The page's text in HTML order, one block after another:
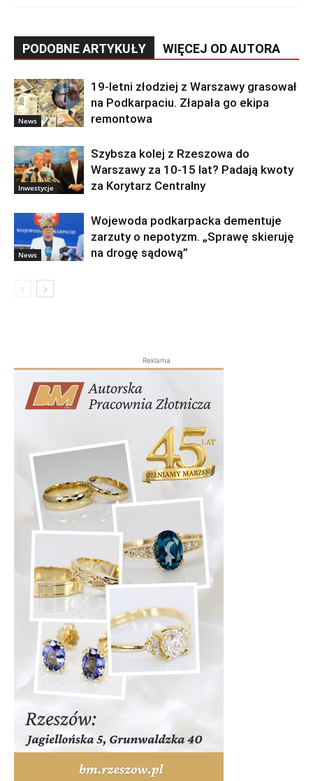
PODOBNE ARTYKUŁY WIĘCEJ OD AUTORA
News
19-letni złodziej z Warszawy grasował
na Podkarpaciu. Złapała go ekipa
remontowa
Inwestycje
Szybsza kolej z Rzeszowa do
Warszawy za 10-15 lat? Padają kwoty
za Korytarz Centralny
News
Wojewoda podkarpacka dementuje
zarzuty o nepotyzm. „Sprawę skieruję
na drogę sądową”
Reklama